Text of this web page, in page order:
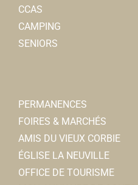
CCAS
CAMPING
SENIORS
PERMANENCES
FOIRES & MARCHÉS
AMIS DU VIEUX CORBIE
ÉGLISE LA NEUVILLE
OFFICE DE TOURISME